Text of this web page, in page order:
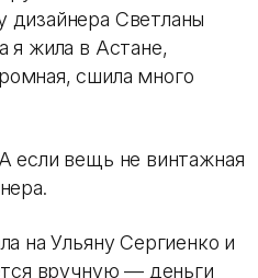
Светланы
я жила в Астане,
сшила много
если вещь не винтажная
на Ульяну Сергиенко и
вручную — деньги